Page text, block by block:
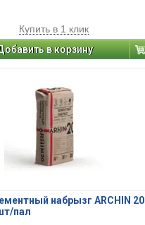
Купить в 1 клик
в корзину
набрызг ARCHIN 20
пал